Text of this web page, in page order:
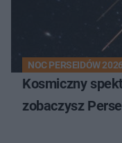
NOC PERSEIDÓW
Kosmiczny
zobaczysz